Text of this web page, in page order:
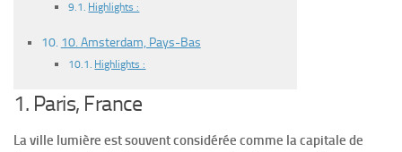
Highlights :
10. Amsterdam, Pays-Bas
Highlights :
1. Paris, France
La ville lumière est souvent considérée comme la capitale de